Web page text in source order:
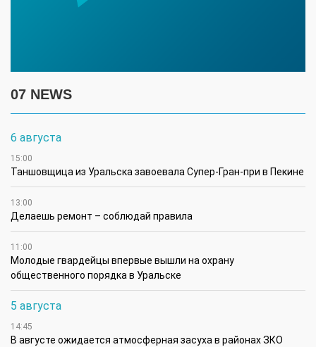
07 NEWS
6 августа
15:00
Таншовщица из Уральска завоевала Супер-Гран-при в Пекине
13:00
Делаешь ремонт – соблюдай правила
11:00
Молодые гвардейцы впервые вышли на охрану
общественного порядка в Уральске
5 августа
14:45
В августе ожидается атмосферная засуха в районах ЗКО